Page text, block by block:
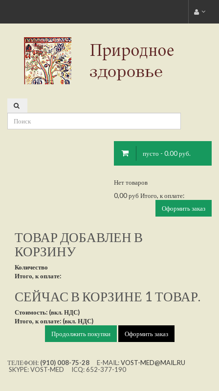
пусто - 0.00 руб.
Нет товаров
0,00 руб Итого, к оплате:
Оформить заказ
ТОВАР ДОБАВЛЕН В
КОРЗИНУ
Количество
Итого, к оплате:
СЕЙЧАС В КОРЗИНЕ 1 ТОВАР.
Стоимость: (вкл. НДС)
Итого, к оплате: (вкл. НДС)
Продолжить покупки
Оформить заказ
ТЕЛЕФОН: (910) 008-75-28 E-MAIL:VOST-MED@MAIL.RU
SKYPE: VOST-MED ICQ: 652-377-190